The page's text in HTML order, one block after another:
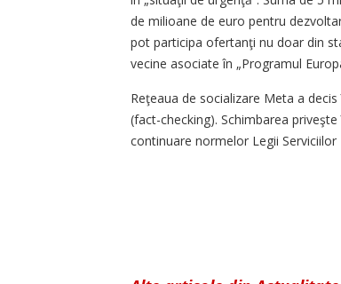
de milioane de euro pentru
pot participa ofertanţi nu doar din
vecine asociate în „Programul
Reţeaua de socializare Meta a
(fact-checking). Schimbarea
continuare normelor Legii